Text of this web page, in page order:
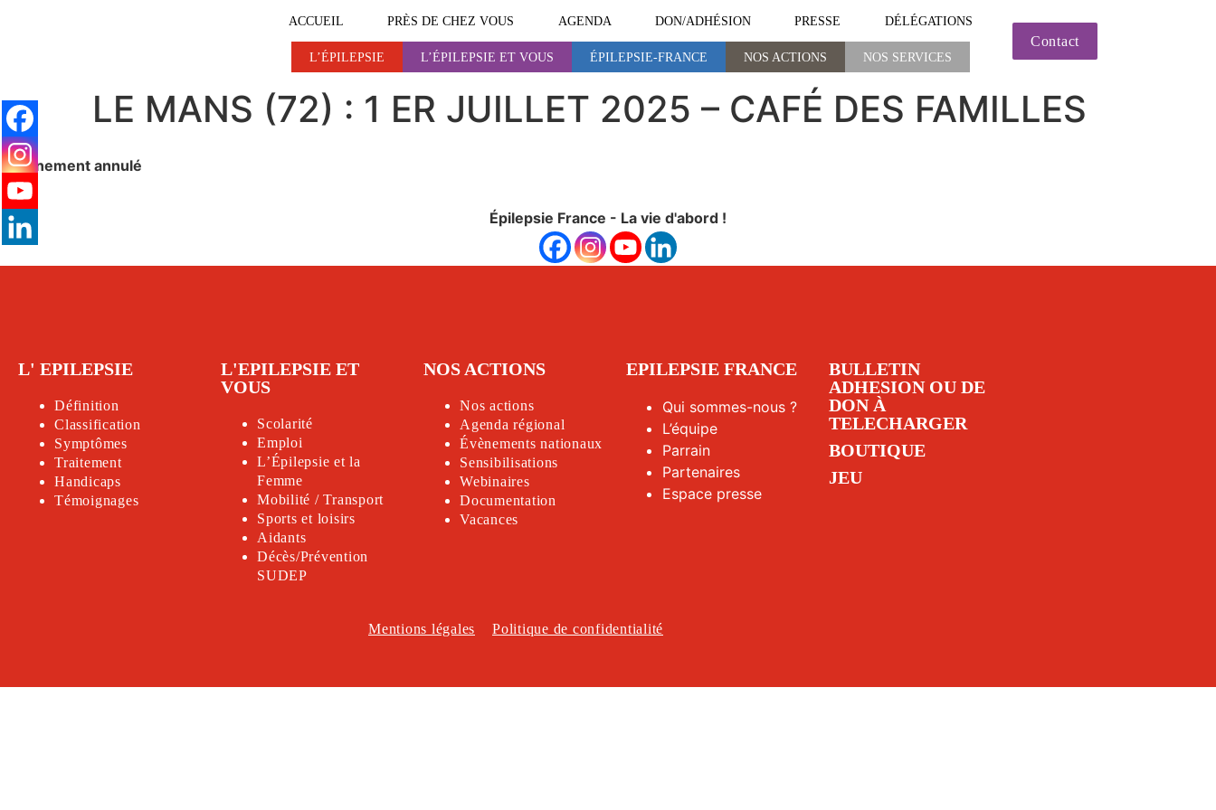
ACCUEIL PRÈS DE CHEZ VOUS AGENDA DON/ADHÉSION PRESSE DÉLÉGATIONS
L’ÉPILEPSIE L’ÉPILEPSIE ET VOUS ÉPILEPSIE-FRANCE NOS ACTIONS NOS SERVICES
Contact
L’ÉPILEPSIE ET VOUS ÉPILEPSIE-FRANCE NOS ACTIONS NOS SERVICES
LE MANS (72) : 1 ER JUILLET 2025 – CAFÉ DES FAMILLES
Évènement annulé
Épilepsie France - La vie d'abord !
L' EPILEPSIE
Définition
Classification
Symptômes
Traitement
Handicaps
Témoignages
L'EPILEPSIE ET
VOUS
Scolarité
Emploi
L’Épilepsie et la
Femme
Mobilité / Transport
Sports et loisirs
Aidants
Décès/Prévention
SUDEP
NOS ACTIONS
Nos actions
Agenda régional
Évènements nationaux
Sensibilisations
Webinaires
Documentation
Vacances
EPILEPSIE FRANCE
Qui sommes-nous ?
L’équipe
Parrain
Partenaires
Espace presse
BULLETIN
ADHESION OU DE
DON À
TELECHARGER
BOUTIQUE
JEU
Mentions légales Politique de confidentialité